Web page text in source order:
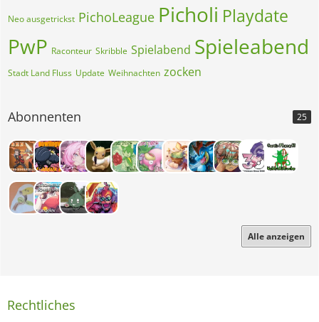
Neo ausgetrickst PichoLeague Picholi Playdate
PwP Raconteur Skribble Spielabend Spieleabend
Stadt Land Fluss Update Weihnachten zocken
Abonnenten 25
Alle anzeigen
Rechtliches